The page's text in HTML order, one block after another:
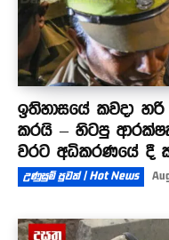
ඉතිහාසයේ කවදා
කරයි – හිටපු
වරට අධිකරණයේ දී
උණුසුම් පුවත් | Hot News